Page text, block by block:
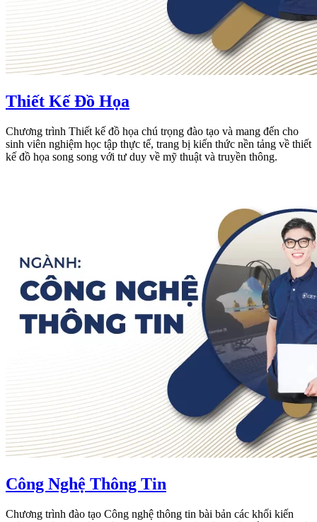
Thiết Kế Đồ Họa
Chương trình Thiết kế đồ họa chú trọng đào tạo và mang đến cho
sinh viên nghiệm học tập thực tế, trang bị kiến thức nền tảng về thiết
kế đồ họa song song với tư duy về mỹ thuật và truyền thông.
Công Nghệ Thông Tin
Chương trình đào tạo Công nghệ thông tin bài bản các khối kiến